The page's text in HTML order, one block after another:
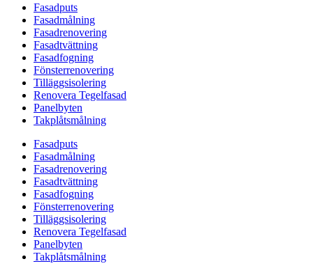
Fasadputs
Fasadmålning
Fasadrenovering
Fasadtvättning
Fasadfogning
Fönsterrenovering
Tilläggsisolering
Renovera Tegelfasad
Panelbyten
Takplåtsmålning
Fasadputs
Fasadmålning
Fasadrenovering
Fasadtvättning
Fasadfogning
Fönsterrenovering
Tilläggsisolering
Renovera Tegelfasad
Panelbyten
Takplåtsmålning